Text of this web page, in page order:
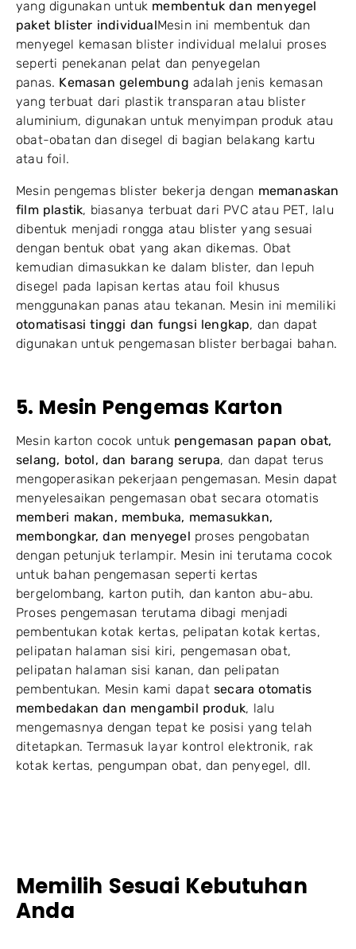
yang digunakan untuk membentuk dan menyegel
paket blister individualMesin ini membentuk dan
menyegel kemasan blister individual melalui proses
seperti penekanan pelat dan penyegelan
panas. Kemasan gelembung adalah jenis kemasan
yang terbuat dari plastik transparan atau blister
aluminium, digunakan untuk menyimpan produk atau
obat-obatan dan disegel di bagian belakang kartu
atau foil.
Mesin pengemas blister bekerja dengan memanaskan
film plastik, biasanya terbuat dari PVC atau PET, lalu
dibentuk menjadi rongga atau blister yang sesuai
dengan bentuk obat yang akan dikemas. Obat
kemudian dimasukkan ke dalam blister, dan lepuh
disegel pada lapisan kertas atau foil khusus
menggunakan panas atau tekanan. Mesin ini memiliki
otomatisasi tinggi dan fungsi lengkap, dan dapat
digunakan untuk pengemasan blister berbagai bahan.
5. Mesin Pengemas Karton
Mesin karton cocok untuk pengemasan papan obat,
selang, botol, dan barang serupa, dan dapat terus
mengoperasikan pekerjaan pengemasan. Mesin dapat
menyelesaikan pengemasan obat secara otomatis
memberi makan, membuka, memasukkan,
membongkar, dan menyegel proses pengobatan
dengan petunjuk terlampir. Mesin ini terutama cocok
untuk bahan pengemasan seperti kertas
bergelombang, karton putih, dan kanton abu-abu.
Proses pengemasan terutama dibagi menjadi
pembentukan kotak kertas, pelipatan kotak kertas,
pelipatan halaman sisi kiri, pengemasan obat,
pelipatan halaman sisi kanan, dan pelipatan
pembentukan. Mesin kami dapat secara otomatis
membedakan dan mengambil produk, lalu
mengemasnya dengan tepat ke posisi yang telah
ditetapkan. Termasuk layar kontrol elektronik, rak
kotak kertas, pengumpan obat, dan penyegel, dll.
Memilih Sesuai Kebutuhan
Anda